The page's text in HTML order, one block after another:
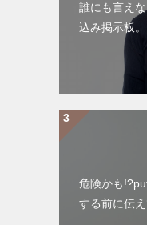
誰にも言え
込み掲示板。
危険かも
する前に伝